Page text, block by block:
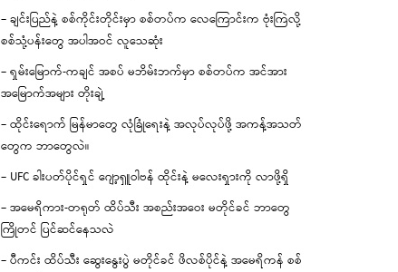
– ချင်းပြည်နဲ့ စစ်ကိုင်းတိုင်းမှာ စစ်တပ်က လေကြောင်းက ဗုံးကြဲလို့
စစ်သုံ့ပန်းတွေ အပါအဝင် လူသေဆုံး
– ရှမ်းမြောက်-ကချင် အစပ် မဘိမ်းဘက်မှာ စစ်တပ်က အင်အား
အမြောက်အများ တိုးချဲ့
– ထိုင်းရောက် မြန်မာတွေ လုံခြုံရေးနဲ့ အလုပ်လုပ်ဖို့ အကန့်အသတ်
တွေက ဘာတွေလဲ။
– UFC ခါးပတ်ပိုင်ရှင် ဂျော့ရှူဝါဗန် ထိုင်းနဲ့ မလေးရှားကို လာဖို့ရှိ
– အမေရိကား-တရုတ် ထိပ်သီး အစည်းအဝေး မတိုင်ခင် ဘာတွေ
ကြိုတင် ပြင်ဆင်နေသလဲ
– ပီကင်း ထိပ်သီး ဆွေးနွေးပွဲ မတိုင်ခင် ဖိလစ်ပိုင်နဲ့ အမေရိကန် စစ်